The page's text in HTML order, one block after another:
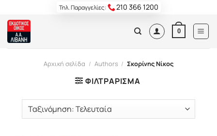
content
Τηλ. Παραγγελίες: 210 366 1200
0
Αρχική σελίδα / Authors / Σκορίνης Νίκος
ΦΙΛΤΡΆΡΙΣΜΑ